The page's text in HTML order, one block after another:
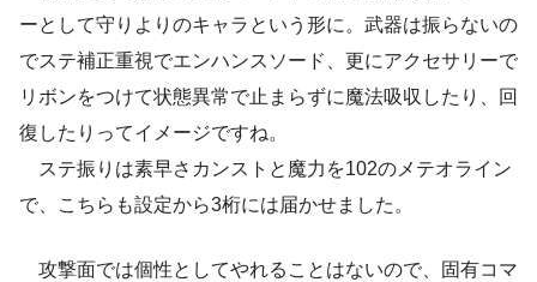
ーとして守りよりのキャラという形に。武器は振らないの
でステ補正重視でエンハンスソード、更にアクセサリーで
リボンをつけて状態異常で止まらずに魔法吸収したり、回
復したりってイメージですね。
ステ振りは素早さカンストと魔力を102のメテオライン
で、こちらも設定から3桁には届かせました。
攻撃面では個性としてやれることはないので、固有コマ